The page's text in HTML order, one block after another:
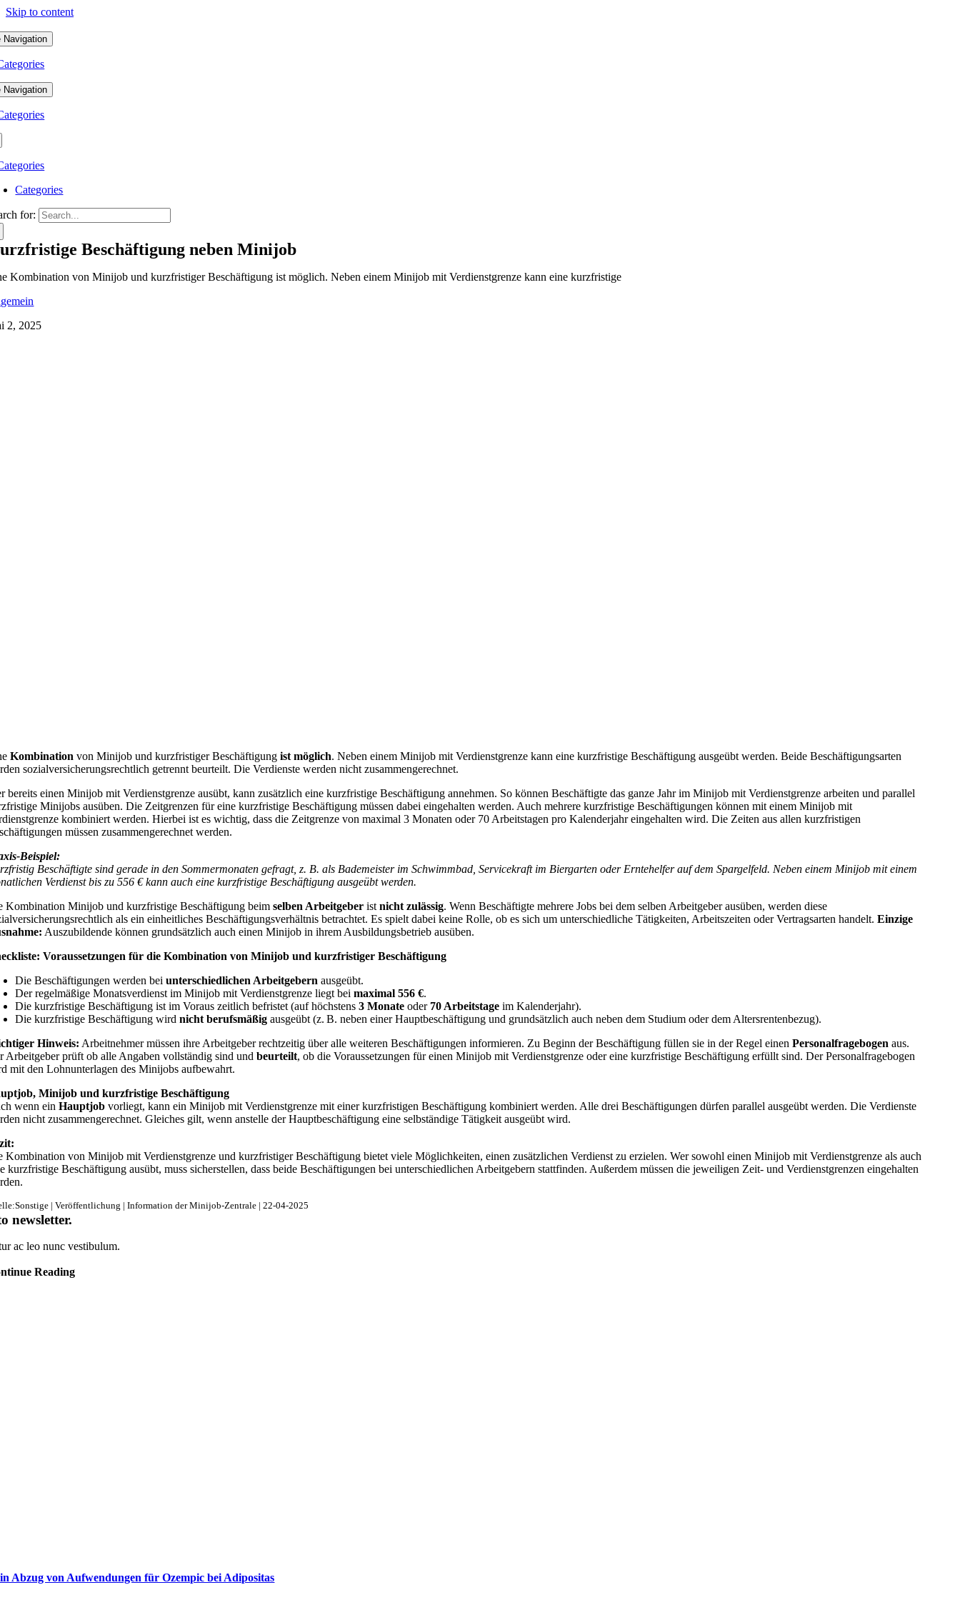
Skip to content
Navigation
Navigation
Categories
for:
Beschäftigung neben Minijob
Kombination von Minijob und kurzfristiger Beschäftigung ist möglich. Neben einem Minijob mit Verdienstgrenze kann eine kurzfristige
2, 2025
Kombination von Minijob und kurzfristiger Beschäftigungist möglich. Neben einem Minijob mit Verdienstgrenze kann eine kurzfristige Beschäftigung ausgeübt werden. Beide Beschäftigungsarten
sozialversicherungsrechtlich getrennt beurteilt. Die Verdienste werden nicht zusammengerechnet.
bereits einen Minijob mit Verdienstgrenze ausübt, kann zusätzlich eine kurzfristige Beschäftigung annehmen. So können Beschäftigte das ganze Jahr im Minijob mit Verdienstgrenze arbeiten und parallel
Minijobs ausüben. Die Zeitgrenzen für eine kurzfristige Beschäftigung müssen dabei eingehalten werden. Auch mehrere kurzfristige Beschäftigungen können mit einem Minijob mit
kombiniert werden. Hierbei ist es wichtig, dass die Zeitgrenze von maximal 3 Monaten oder 70 Arbeitstagen pro Kalenderjahr eingehalten wird. Die Zeiten aus allen kurzfristigen
müssen zusammengerechnet werden.
Beispiel:
Beschäftigte sind gerade in den Sommermonaten gefragt, z. B. als Bademeister im Schwimmbad, Servicekraft im Biergarten oder Erntehelfer auf dem Spargelfeld. Neben einem Minijob mit einem
Verdienst bis zu 556 € kann auch eine kurzfristige Beschäftigung ausgeübt werden.
Kombination Minijob und kurzfristige Beschäftigung beimselben Arbeitgeber istnicht zulässig. Wenn Beschäftigte mehrere Jobs bei dem selben Arbeitgeber ausüben, werden diese
als ein einheitliches Beschäftigungsverhältnis betrachtet. Es spielt dabei keine Rolle, ob es sich um unterschiedliche Tätigkeiten, Arbeitszeiten oder Vertragsarten handelt.Einzige
Auszubildende können grundsätzlich auch einen Minijob in ihrem Ausbildungsbetrieb ausüben.
Voraussetzungen für die Kombination von Minijob und kurzfristiger Beschäftigung
Die Beschäftigungen werden beiunterschiedlichen Arbeitgebern ausgeübt.
Der regelmäßige Monatsverdienst im Minijob mit Verdienstgrenze liegt beimaximal 556 €.
Die kurzfristige Beschäftigung ist im Voraus zeitlich befristet (auf höchstens3 Monate oder 70 Arbeitstage im Kalenderjahr).
Die kurzfristige Beschäftigung wirdnicht berufsmäßig ausgeübt (z. B. neben einer Hauptbeschäftigung und grundsätzlich auch neben dem Studium oder dem Altersrentenbezug).
Hinweis: Arbeitnehmer müssen ihre Arbeitgeber rechtzeitig über alle weiteren Beschäftigungen informieren. Zu Beginn der Beschäftigung füllen sie in der Regel einenPersonalfragebogen aus.
Arbeitgeber prüft ob alle Angaben vollständig sind undbeurteilt, ob die Voraussetzungen für einen Minijob mit Verdienstgrenze oder eine kurzfristige Beschäftigung erfüllt sind. Der Personalfragebogen
mit den Lohnunterlagen des Minijobs aufbewahrt.
Minijob und kurzfristige Beschäftigung
wenn einHauptjob vorliegt, kann ein Minijob mit Verdienstgrenze mit einer kurzfristigen Beschäftigung kombiniert werden. Alle drei Beschäftigungen dürfen parallel ausgeübt werden. Die Verdienste
nicht zusammengerechnet. Gleiches gilt, wenn anstelle der Hauptbeschäftigung eine selbständige Tätigkeit ausgeübt wird.
Kombination von Minijob mit Verdienstgrenze und kurzfristiger Beschäftigung bietet viele Möglichkeiten, einen zusätzlichen Verdienst zu erzielen. Wer sowohl einen Minijob mit Verdienstgrenze als auch
kurzfristige Beschäftigung ausübt, muss sicherstellen, dass beide Beschäftigungen bei unterschiedlichen Arbeitgebern stattfinden. Außerdem müssen die jeweiligen Zeit- und Verdienstgrenzen eingehalten
| Veröffentlichung | Information der Minijob-Zentrale | 22-04-2025
newsletter.
ac leo nunc vestibulum.
Reading
Abzug von Aufwendungen für Ozempic bei Adipositas